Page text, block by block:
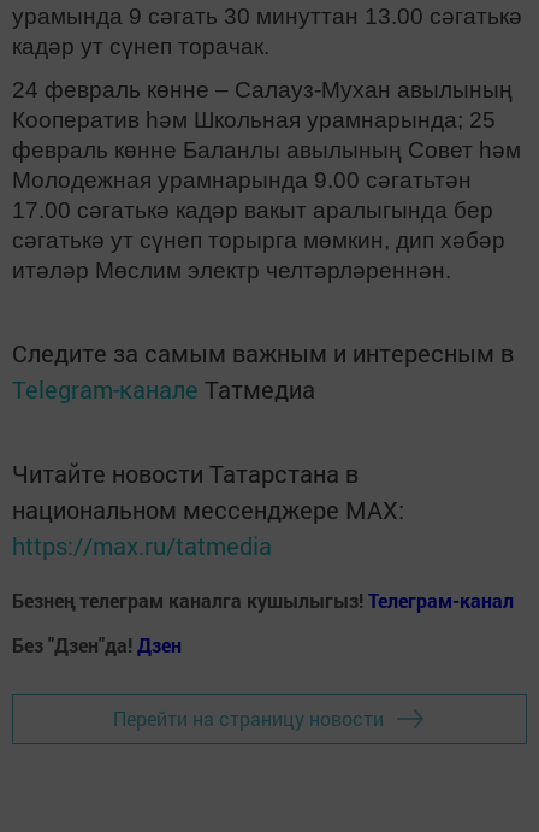
урамында 9 сәгать 30 минуттан 13.00 сәгатькә
кадәр ут сүнеп торачак.
24 февраль көнне – Салауз-Мухан авылының
Кооператив һәм Школьная урамнарында; 25
февраль көнне Баланлы авылының Совет һәм
Молодежная урамнарында 9.00 сәгатьтән
17.00 сәгатькә кадәр вакыт аралыгында бер
сәгатькә ут сүнеп торырга мөмкин, дип хәбәр
итәләр Мөслим электр челтәрләреннән.
Следите за самым важным и интересным в
Telegram-канале Татмедиа
Читайте новости Татарстана в
национальном мессенджере MАХ:
https://max.ru/tatmedia
Безнең телеграм каналга кушылыгыз! Телеграм-канал
Без "Дзен"да! Дзен
Перейти на страницу новости